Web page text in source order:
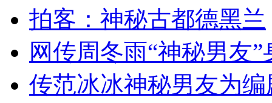
消防员救轻生者 花炮节热闹非凡 减压"枕头大战"
拍客：神秘古都德黑兰
网传周冬雨“神秘男友
传范冰冰神秘男友为